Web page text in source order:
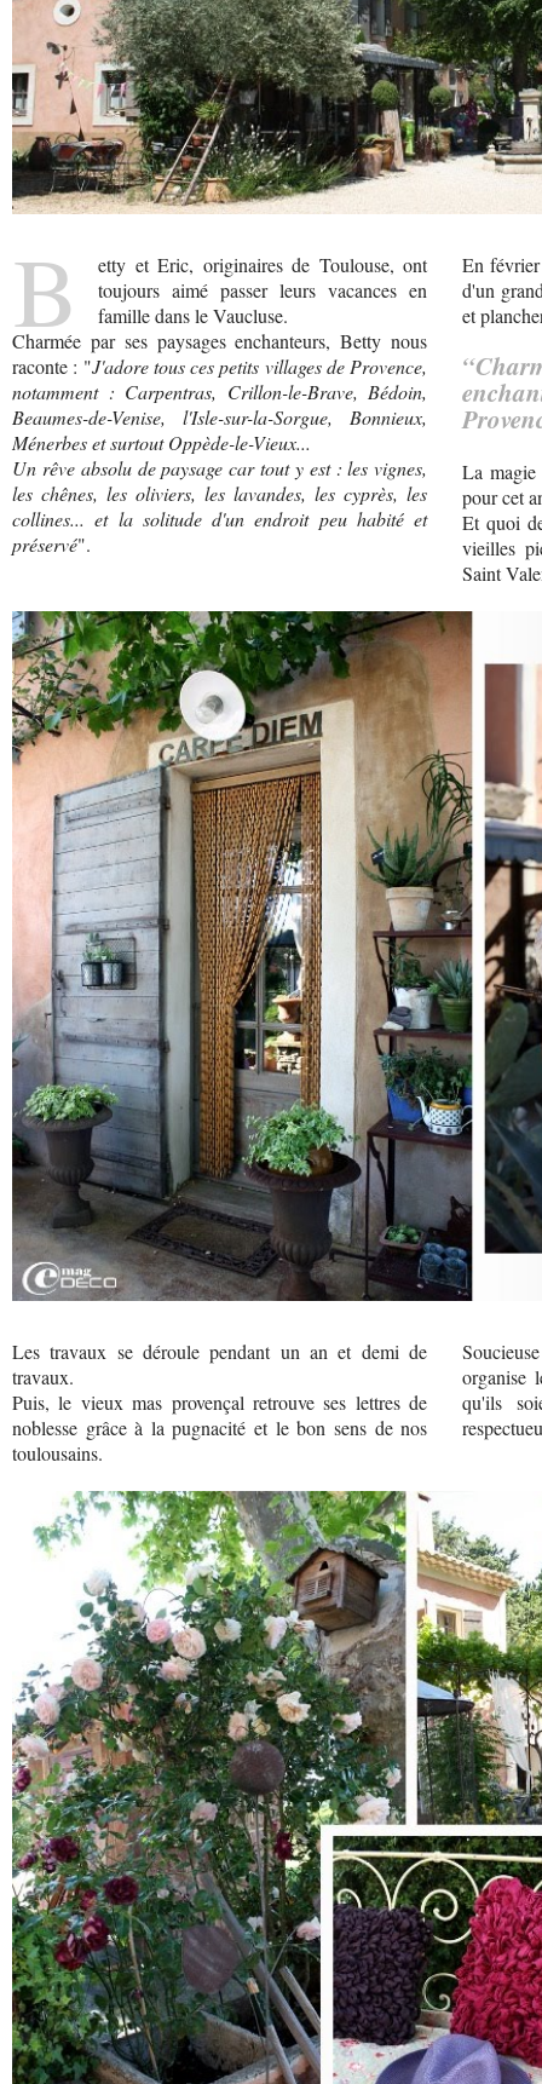
B
etty et Eric, originaires de Toulouse, ont
toujours aimé passer leurs vacances en
famille dans le Vaucluse.
Charmée par ses paysages enchanteurs, Betty nous
raconte : "J'adore tous ces petits villages de Provence,
notamment : Carpentras, Crillon-le-Brave, Bédoin,
Beaumes-de-Venise, l'Isle-sur-la-Sorgue, Bonnieux,
Ménerbes et surtout Oppède-le-Vieux...
Un rêve absolu de paysage car tout y est : les vignes,
les chênes, les oliviers, les lavandes, les cyprès, les
collines... et la solitude d'un endroit peu habité et
préservé".
En
d'un
et
La magie
pour cet
Et quoi
vieilles
Saint
Les travaux se déroule pendant un an et demi de
travaux.
Puis, le vieux mas provençal retrouve ses lettres de
noblesse grâce à la pugnacité et le bon sens de nos
toulousains.
organise
qu'ils